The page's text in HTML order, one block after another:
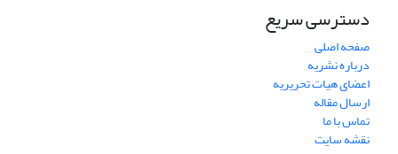
دسترسی سریع
صفحه اصلی
درباره نشریه
اعضای هیات تحریریه
ارسال مقاله
تماس با ما
نقشه سایت